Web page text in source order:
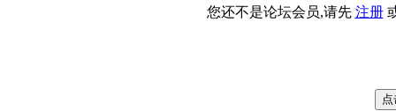
您还不是论坛会员,请先 注册